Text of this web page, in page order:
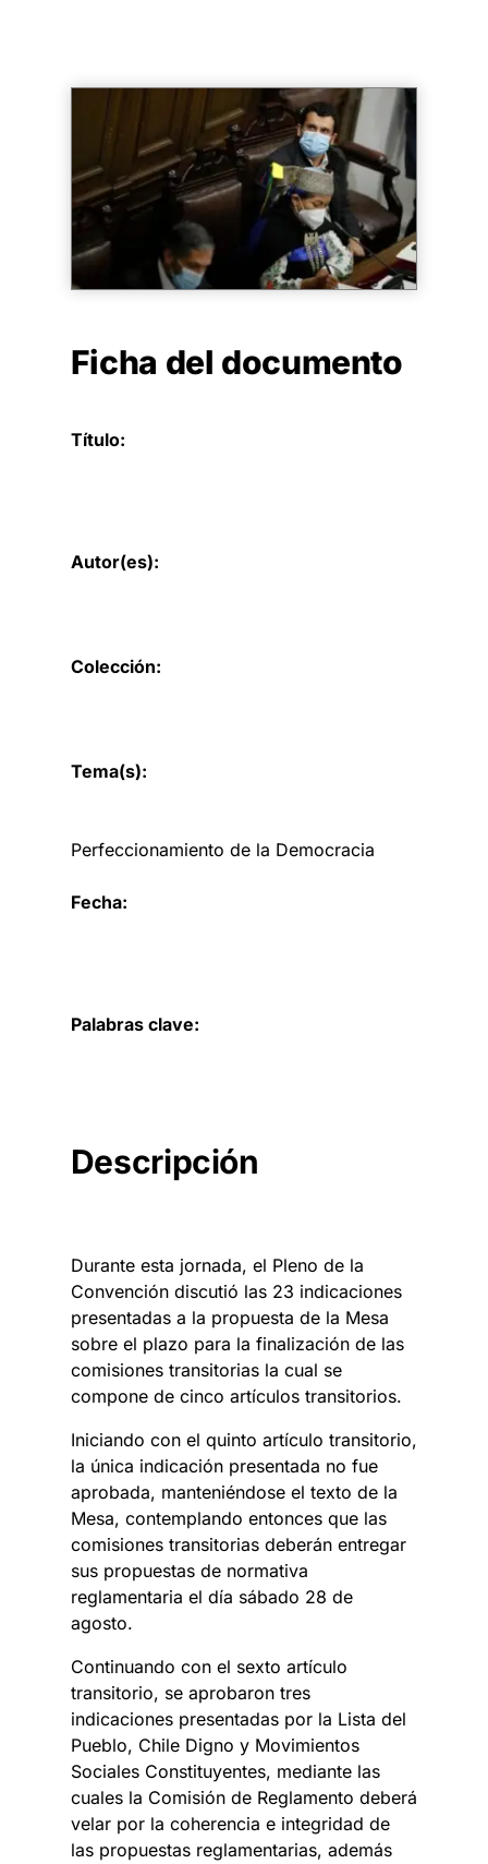
Ficha del documento
Título:
Autor(es):
Colección:
Tema(s):
Perfeccionamiento de la Democracia
Fecha:
Palabras clave:
Descripción
Durante esta jornada, el Pleno de la
Convención discutió las 23 indicaciones
presentadas a la propuesta de la Mesa
sobre el plazo para la finalización de las
comisiones transitorias la cual se
compone de cinco artículos transitorios.
Iniciando con el quinto artículo transitorio,
la única indicación presentada no fue
aprobada, manteniéndose el texto de la
Mesa, contemplando entonces que las
comisiones transitorias deberán entregar
sus propuestas de normativa
reglamentaria el día sábado 28 de
agosto.
Continuando con el sexto artículo
transitorio, se aprobaron tres
indicaciones presentadas por la Lista del
Pueblo, Chile Digno y Movimientos
Sociales Constituyentes, mediante las
cuales la Comisión de Reglamento deberá
velar por la coherencia e integridad de
las propuestas reglamentarias, además